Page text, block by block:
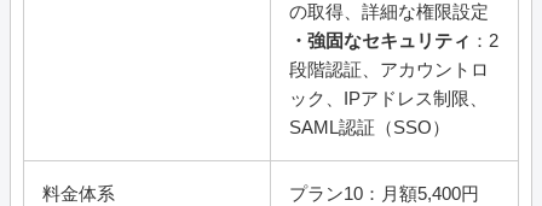
の取得、詳細な権限設定
・強固なセキュリティ ：2
段階認証、アカウントロ
ック、IPアドレス制限、
SAML認証（SSO）
料金体系
プラン10：月額5,400円